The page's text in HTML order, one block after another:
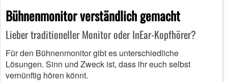
Bühnenmonitor verständlich gemacht
Lieber traditioneller Monitor oder InEar-Kopfhörer?
Für den Bühnenmonitor gibt es unterschiedliche
Lösungen. Sinn und Zweck ist, dass ihr euch selbst
vernünftig hören könnt.